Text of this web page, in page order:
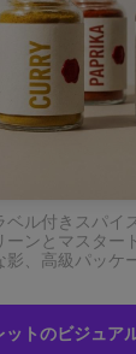
ル付きスパイ
ンとマスター
影、高級パッケ
トのビジュア